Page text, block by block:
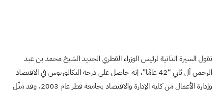
تقول السيرة الذاتية لرئيس الوزراء القطري الجديد الشيخ محمد بن عبد
الرحمن آل ثاني “42 عامًا”، إنه حاصل على درجة البكالوريوس في الاقتصاد
وإدارة الأعمال من كلية الإدارة والاقتصاد بجامعة قطر عام 2003، وقد مثّل